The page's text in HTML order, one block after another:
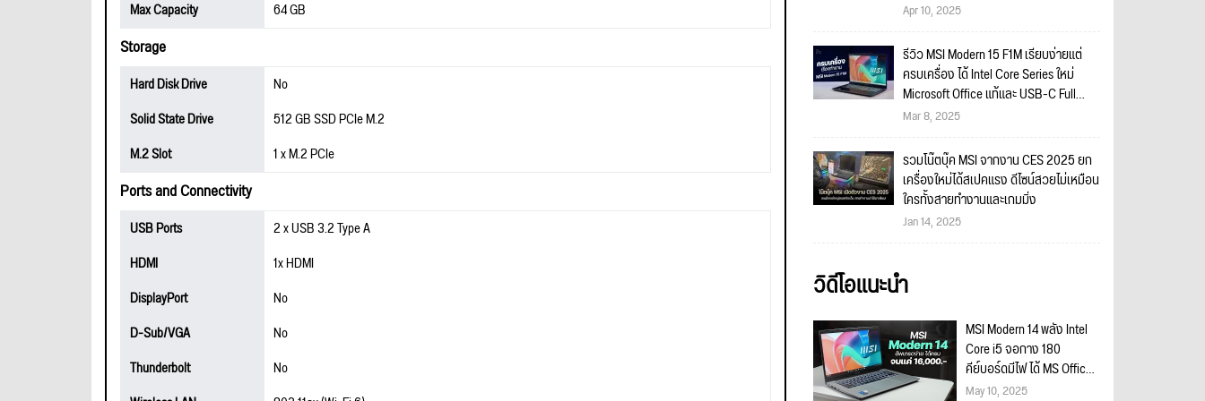
Max Capacity
64 GB
Storage
Hard Disk Drive
No
Solid State Drive
512 GB SSD PCIe M.2
M.2 Slot
1 x M.2 PCIe
Ports and Connectivity
USB Ports
2 x USB 3.2 Type A
HDMI
1x HDMI
DisplayPort
No
D-Sub/VGA
No
Thunderbolt
No
Apr 10, 2025
รีวิว MSI Modern 15 F1M เรียบง่ายแต่
ครบเครื่อง ได้ Intel Core Series ใหม่
Microsoft Office แท้และ USB-C Full
Function ราคาเริ่มต้นเบา 16,990 บาท
Mar 8, 2025
รวมโน๊ตบุ๊ค MSI จากงาน CES 2025 ยก
เครื่องใหม่ได้สเปคแรง ดีไซน์สวยไม่เหมือน
ใครทั้งสายทำงานและเกมมิ่ง
Jan 14, 2025
วิดีโอแนะนำ
MSI Modern 14 พลัง Intel
Core i5 จอกาง 180
คีย์บอร์ดมีไฟ ได้ MS Office
แค่ 16,490
May 10, 2025